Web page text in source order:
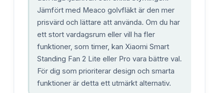
Jämfört med Meaco golvfläkt är den mer
prisvärd och lättare att använda. Om du har
ett stort vardagsrum eller vill ha fler
funktioner, som timer, kan Xiaomi Smart
Standing Fan 2 Lite eller Pro vara bättre val.
För dig som prioriterar design och smarta
funktioner är detta ett utmärkt alternativ.